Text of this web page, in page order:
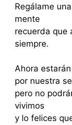
Regálame
mente
recuerda que
siempre.
Ahora
por nuestra
pero no
vivimos
y lo felices